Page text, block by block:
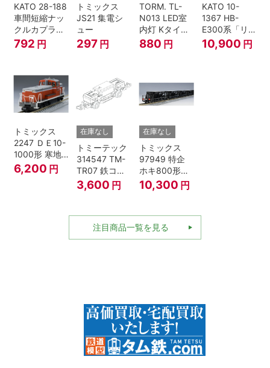
KATO 28-188
車間短縮ナッ
クルカプラー
灰 (ボギー貨
792 円
トミックス
JS21 集電シ
ュー
297 円
TORM. TL-
N013 LED室
内灯 Kタイ
プ・白色 1本
鉄道模型
880 円
KATO 10-
1367 HB-
E300系「リ
ゾートしらか
み・青池編
10,900 円
トミックス
2247 ＤＥ10-
1000形 寒地
型･高崎車両
センター Nゲ
6,200 円
在庫なし
トミーテック
314547 TM-
TR07 鉄コレ
動力ユニット
2軸車用
3,600 円
在庫なし
トミックス
97949 特企
ホキ800形貨
車 ＪＲ東日本
仕様タイプ 8
ージ
10,300 円
注目商品一覧を見る